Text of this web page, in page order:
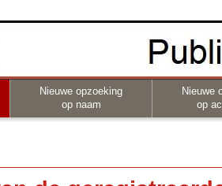
Nieuwe opzoeking
op naam
Nieuwe
op